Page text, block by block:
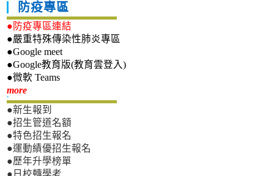
防疫專區
●防疫專區連結
●嚴重特殊傳染性肺炎專區
●Google meet
●Google教育版(教育雲登入)
●微軟 Teams
more新生專區
●新生報到
●招生管道名額
●特色招生報名
●運動績優招生報名
●歷年升學榜單
●日校轉學考